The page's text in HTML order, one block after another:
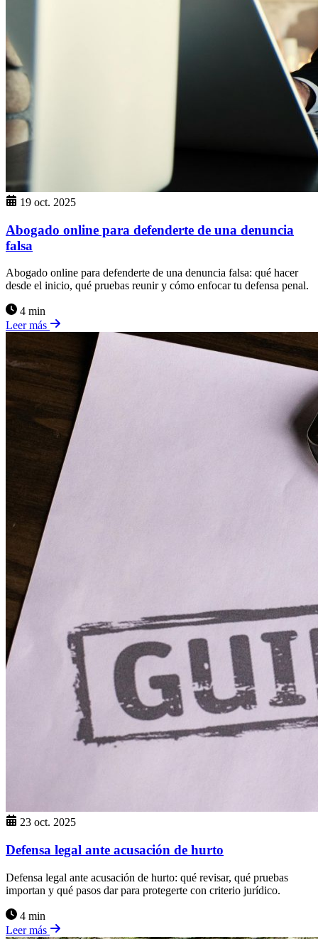
19 oct. 2025
Abogado online para defenderte de una denuncia
falsa
Abogado online para defenderte de una denuncia falsa: qué hacer
desde el inicio, qué pruebas reunir y cómo enfocar tu defensa penal.
4 min
Leer más
23 oct. 2025
Defensa legal ante acusación de hurto
Defensa legal ante acusación de hurto: qué revisar, qué pruebas
importan y qué pasos dar para protegerte con criterio jurídico.
4 min
Leer más